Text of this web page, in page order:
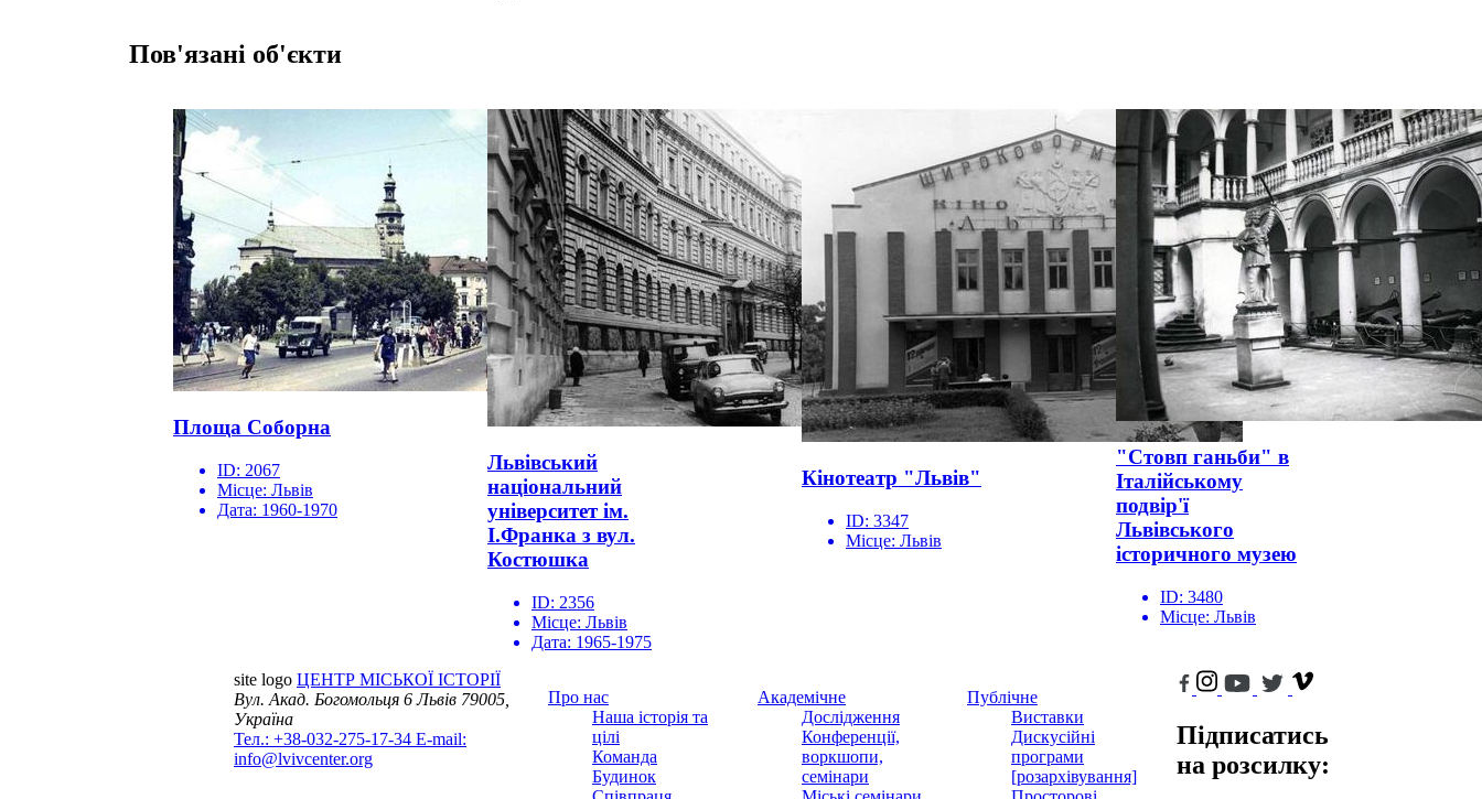
Пов'язані об'єкти
Площа Соборна
ID: 2067
Місце: Львів
Дата: 1960-1970
Львівський
національний
університет ім.
І.Франка з вул.
Костюшка
ID: 2356
Місце: Львів
Дата: 1965-1975
Кінотеатр "Львів"
ID: 3347
Місце: Львів
"Стовп ганьби" в
Італійському
подвір'ї
Львівського
історичного музею
ID: 3480
Місце: Львів
site logo ЦЕНТР МІСЬКОЇ ІСТОРІЇ
Вул. Акад. Богомольця 6Львів 79005,
Україна
Тел.: +38-032-275-17-34 E-mail:
info@lvivcenter.org
Про нас
Наша історія та
цілі
Команда
Будинок
Академічне
Дослідження
Конференції,
воркшопи,
семінари
Публічне
Виставки
Дискусійні
програми
[розархівування]
Підписатись
на розсилку: